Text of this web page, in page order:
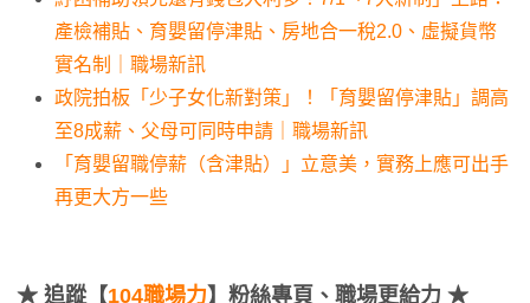
產檢補貼、育嬰留停津貼、房地合一稅2.0、虛擬貨幣
實名制｜職場新訊
政院拍板「少子女化新對策」！「育嬰留停津貼」調高
至8成薪、父母可同時申請｜職場新訊
「育嬰留職停薪（含津貼）」立意美，實務上應可出手
再更大方一些
★ 追蹤【104職場力】粉絲專頁、職場更給力 ★